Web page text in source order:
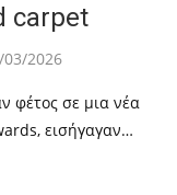
carpet
03/2026
φέτος σε μια νέα
εισήγαγαν…